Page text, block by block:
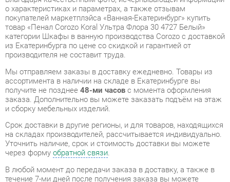
производителя не составит труда.
Мы отправляем заказы в доставку ежедневно. Товары из
ассортимента в наличии на складе в Екатеринбурге вы
получите не позднее 48-ми часовс момента оформления
заказа. Дополнительно вы можете заказать подъём на этаж
и сборку мебельных изделий.
Срок доставки в другие регионы, и для товаров, находящихся
на складах производителей, рассчитывается индивидуально.
Уточнить наличие, срок и стоимость доставки вы можете
через формуобратной связи.
течение 7-ми дней после получения заказа вы можете
изменить выборили принять решение об отказе от покупки.
Несмотря на качественную упаковку, шкафы в ванную могут
быть повреждены при транспортировке. Если Вы заметили
дефект при приёме - мы заменим поврежденную деталь.
Повторная доставкатовара -бесплатна.